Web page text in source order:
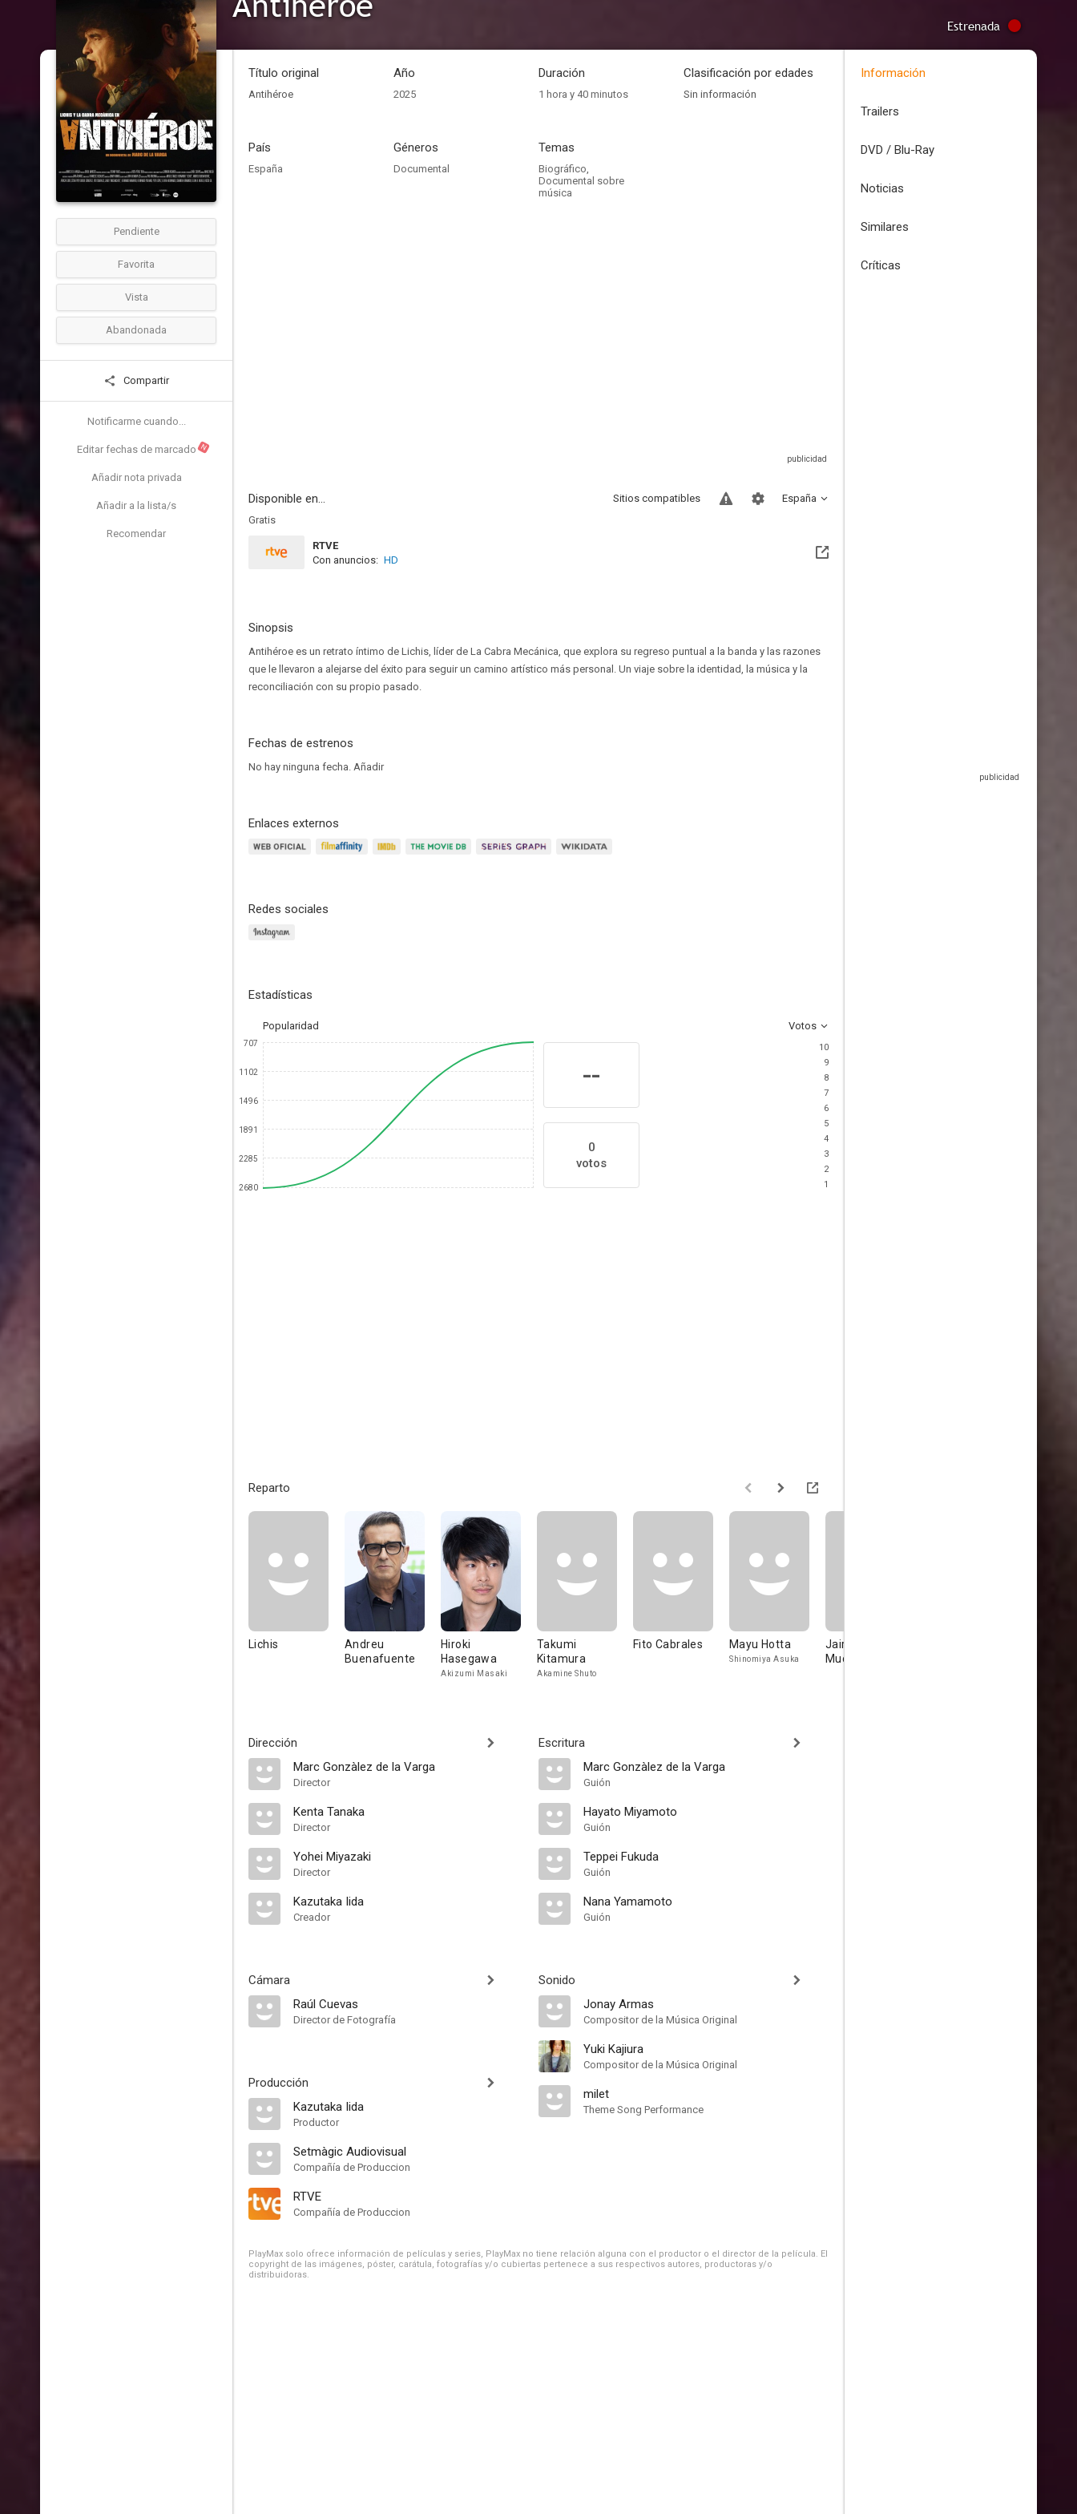
Estrenada
Pendiente
Favorita
Vista
Abandonada
Compartir
Notificarme cuando...
Editar fechas de marcado N
Añadir nota privada
Añadir a la lista/s
Recomendar
Título original
Antihéroe
Año
2025
Duración
1 hora y 40 minutos
Clasificación por edades
Sin información
País
España
Géneros
Documental
Temas
Biográfico,
Documental sobre
música
Disponible en... España
Sitios compatibles
Gratis
RTVE
Con anuncios: HD
Sinopsis
Antihéroe es un retrato íntimo de Lichis, líder de La Cabra Mecánica, que explora su regreso puntual a la banda y las razones
que le llevaron a alejarse del éxito para seguir un camino artístico más personal. Un viaje sobre la identidad, la música y la
reconciliación con su propio pasado.
Fechas de estrenos
No hay ninguna fecha. Añadir
Enlaces externos
Redes sociales
Estadísticas
Popularidad Votos
707
1102
1496
1891
2285
2680
--
0
votos
10
9
8
7
6
5
4
3
2
1
Reparto
Lichis
Andreu
Buenafuente
Hiroki
Hasegawa
Akizumi Masaki
Takumi
Kitamura
Akamine Shuto
Fito Cabrales Mayu Hotta
Shinomiya Asuka
Jairo
Muchachito
Dirección
Marc Gonzàlez de la Varga
Director
Kenta Tanaka
Director
Yohei Miyazaki
Director
Kazutaka Iida
Creador
Cámara
Raúl Cuevas
Director de Fotografía
Producción
Kazutaka Iida
Productor
Setmàgic Audiovisual
Compañía de Produccion
RTVE
Compañía de Produccion
Escritura
Marc Gonzàlez de la Varga
Guión
Hayato Miyamoto
Guión
Teppei Fukuda
Guión
Nana Yamamoto
Guión
Sonido
Jonay Armas
Compositor de la Música Original
Yuki Kajiura
Compositor de la Música Original
milet
Theme Song Performance
PlayMax solo ofrece información de películas y series, PlayMax no tiene relación alguna con el productor o el director de la película. El
copyright de las imágenes, póster, carátula, fotografías y/o cubiertas pertenece a sus respectivos autores, productoras y/o
distribuidoras.
Información
Trailers
DVD / Blu-Ray
Noticias
Similares
Críticas